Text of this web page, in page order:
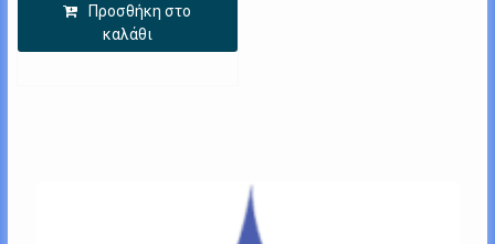
Προσθήκη στο
καλάθι